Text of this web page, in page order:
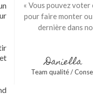
« Vous pouvez voter
pour faire monter
dernière dans
Daniella
Team qualité /